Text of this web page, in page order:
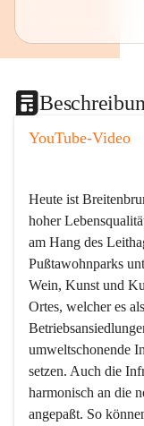
YouTube-Video
Heute ist
hoher
am Hang des
Pußtawohnparks
Wein, Kunst und
Ortes, welcher es
umweltschonende
setzen. Auch die
harmonisch an die
angepaßt. So